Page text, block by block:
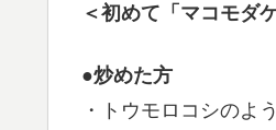
＜初めて「マコモダ
●炒めた方
・トウモロコシのよ